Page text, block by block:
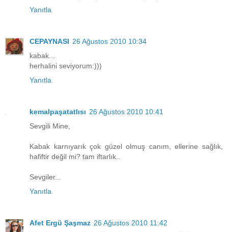
Yanıtla
CEPAYNASI 26 Ağustos 2010 10:34
kabak...
herhalini seviyorum:)))
Yanıtla
kemalpaşatatlısı 26 Ağustos 2010 10:41
Sevgili Mine,
Kabak karnıyarık çok güzel olmuş canım, ellerine sağlık,
hafiftir değil mi? tam iftarlık..
Sevgiler...
Yanıtla
Afet Ergü Şaşmaz 26 Ağustos 2010 11:42